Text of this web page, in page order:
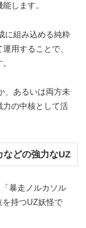
します。
に組み込める純粋
用することで、
、あるいは両方未
力の中核として活
などの強力なUZ
暴走ノルカソル
を持つUZ妖怪で